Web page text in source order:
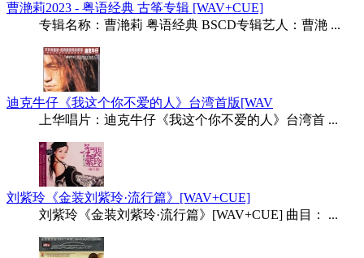
曹滟莉2023 - 粤语经典 古筝专辑 [WAV+CUE]
专辑名称：曹滟莉 粤语经典 BSCD专辑艺人：曹滟 ...
迪克牛仔《我这个你不爱的人》台湾首版[WAV
上华唱片：迪克牛仔《我这个你不爱的人》台湾首 ...
刘紫玲《金装刘紫玲·流行篇》[WAV+CUE]
刘紫玲《金装刘紫玲·流行篇》[WAV+CUE] 曲目： ...